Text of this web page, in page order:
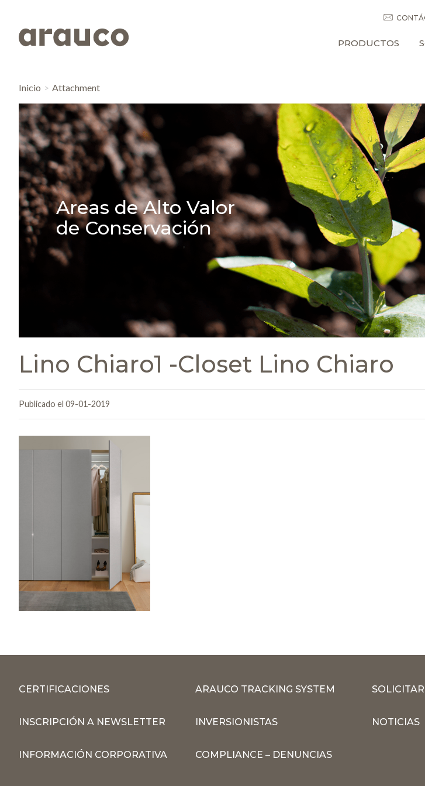
PRODUCTOS
Inicio Attachment
Areas de Alto Valor
de Conservación
Lino Chiaro1 -Closet Lino Chiaro
Publicado el 09-01-2019
CERTIFICACIONES ARAUCO TRACKING SYSTEM
INSCRIPCIÓN A NEWSLETTER INVERSIONISTAS NOTICIAS
INFORMACIÓN CORPORATIVA COMPLIANCE – DENUNCIAS